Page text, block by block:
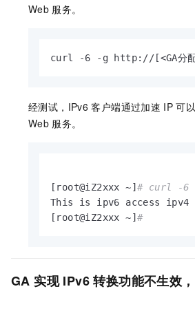
Web 服务。
curl -6 -g http://[<GA分配
经测试，IPv6 客户端通过加速 IP 可
Web 服务。
[root@iZ2xxx ~] # curl -6
This is ipv6 access ipv4
[root@iZ2xxx ~] #
GA 实现 IPv6 转换功能不生效